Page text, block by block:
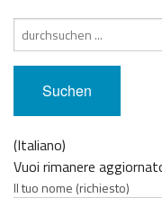
Suche
nach:
(Italiano)
Vuoi rimanere
Il tuo nome (richiesto)